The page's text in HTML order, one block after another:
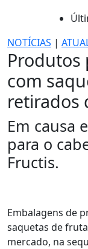
NOTÍCIAS |
Produtos
com
retirados
Em causa
para o
Fructis.
Embalagens de
saquetas de
mercado, na